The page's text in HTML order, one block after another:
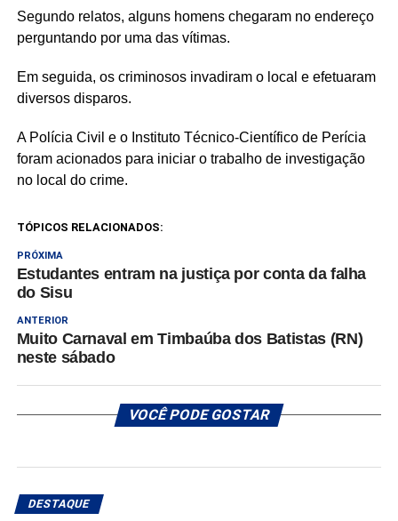
Segundo relatos, alguns homens chegaram no endereço
perguntando por uma das vítimas.
Em seguida, os criminosos invadiram o local e efetuaram
diversos disparos.
A Polícia Civil e o Instituto Técnico-Científico de Perícia
foram acionados para iniciar o trabalho de investigação
no local do crime.
TÓPICOS RELACIONADOS:
PRÓXIMA
Estudantes entram na justiça por conta da falha
do Sisu
ANTERIOR
Muito Carnaval em Timbaúba dos Batistas (RN)
neste sábado
VOCÊ PODE GOSTAR
DESTAQUE